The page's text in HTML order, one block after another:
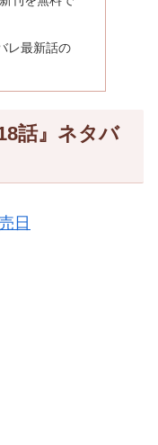
レ最新話の
話』ネタバ
日